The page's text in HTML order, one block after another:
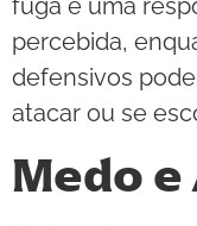
percebida,
defensivos
atacar ou se
Medo